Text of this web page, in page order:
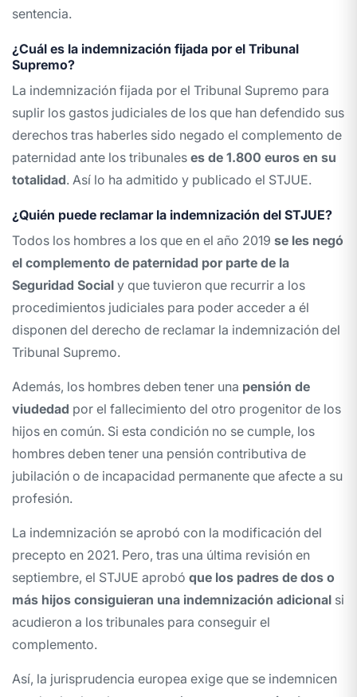
sentencia.
¿Cuál es la indemnización fijada por el Tribunal
Supremo?
La indemnización fijada por el Tribunal Supremo para
suplir los gastos judiciales de los que han defendido sus
derechos tras haberles sido negado el complemento de
paternidad ante los tribunales es de 1.800 euros en su
totalidad. Así lo ha admitido y publicado el STJUE.
¿Quién puede reclamar la indemnización del STJUE?
Todos los hombres a los que en el año 2019 se les negó
el complemento de paternidad por parte de la
Seguridad Social y que tuvieron que recurrir a los
procedimientos judiciales para poder acceder a él
disponen del derecho de reclamar la indemnización del
Tribunal Supremo.
Además, los hombres deben tener una pensión de
viudedad por el fallecimiento del otro progenitor de los
hijos en común. Si esta condición no se cumple, los
hombres deben tener una pensión contributiva de
jubilación o de incapacidad permanente que afecte a su
profesión.
La indemnización se aprobó con la modificación del
precepto en 2021. Pero, tras una última revisión en
septiembre, el STJUE aprobó que los padres de dos o
más hijos consiguieran una indemnización adicional si
acudieron a los tribunales para conseguir el
complemento.
Así, la jurisprudencia europea exige que se indemnicen